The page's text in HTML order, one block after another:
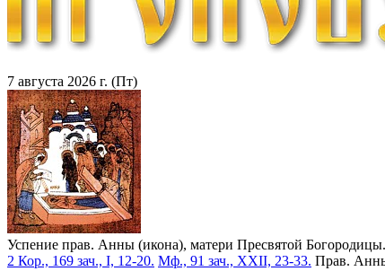
7 августа 2026 г. (Пт)
Успение прав. Анны (икона), матери Пресвятой
2 Кор., 169 зач., I, 12-20. Мф., 91 зач., XXII, 23-33. Прав.